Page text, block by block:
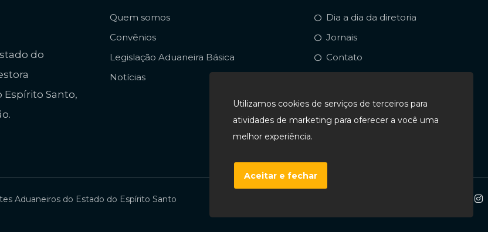
do
Santo,
Quem somos
Convênios
Legislação Aduaneira Básica
Notícias
Dia a dia da diretoria
Jornais
Contato
Aduaneiros do Estado do Espírito Santo
Utilizamos cookies de serviços de terceiros para
atividades de marketing para oferecer a você uma
melhor experiência.
Aceitar e fechar